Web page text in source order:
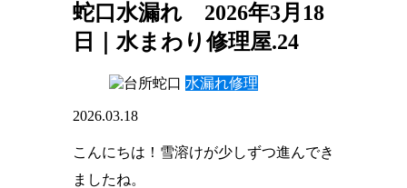
蛇口水漏れ 2026年3月18
日｜水まわり修理屋.24
水漏れ修理
2026.03.18
こんにちは！雪溶けが少しずつ進んでき
ましたね。